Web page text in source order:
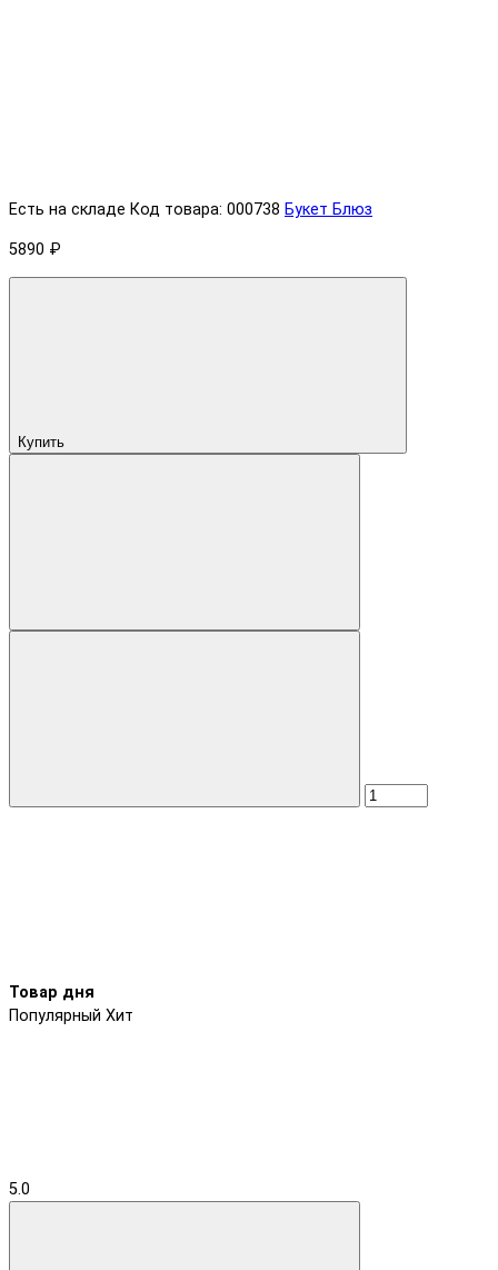
Есть на складе Код товара: 000738 Букет Блюз
5890 ₽
Купить
Товар дня
Популярный Хит
5.0